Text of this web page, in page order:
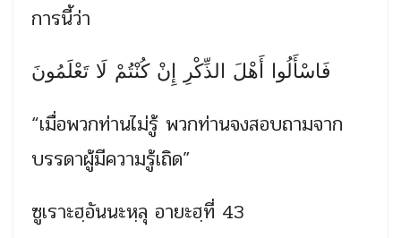
การนี้ว่า
فَاسْأَلُوا أَهْلَ الذِّكْرِ إِنْ كُنْتُمْ لَا تَعْلَمُونَ
“เมื่อพวกท่านไม่รู้ พวกท่านจงสอบถามจาก
บรรดาผู้มีความรู้เถิด”
ซูเราะฮฺอันนะหฺลุ อายะฮฺที่ 43